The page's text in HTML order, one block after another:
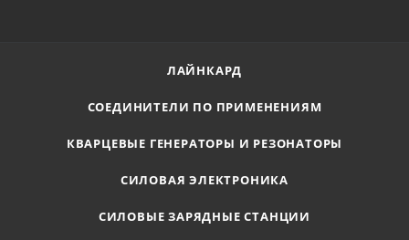
ЛАЙНКАРД
СОЕДИНИТЕЛИ ПО ПРИМЕНЕНИЯМ
КВАРЦЕВЫЕ ГЕНЕРАТОРЫ И РЕЗОНАТОРЫ
СИЛОВАЯ ЭЛЕКТРОНИКА
СИЛОВЫЕ ЗАРЯДНЫЕ СТАНЦИИ